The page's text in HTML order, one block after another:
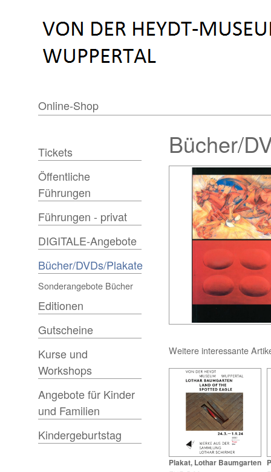
Online-Shop
Tickets
Öffentliche
Führungen
Führungen - privat
DIGITALE-Angebote
Bücher/DVDs/Plakate
Sonderangebote Bücher
Editionen
Gutscheine
Kurse und
Workshops
Angebote für Kinder
und Familien
Kindergeburtstag
Bücher/
Weitere interessante
Plakat, Lothar Baumgarten